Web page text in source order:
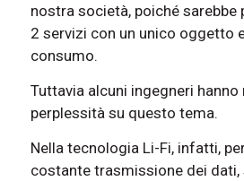
nostra società, poiché sarebbe
2 servizi con un unico oggetto
consumo.
Tuttavia alcuni ingegneri
perplessità su questo tema.
Nella tecnologia Li-Fi, infatti,
costante trasmissione dei dati,